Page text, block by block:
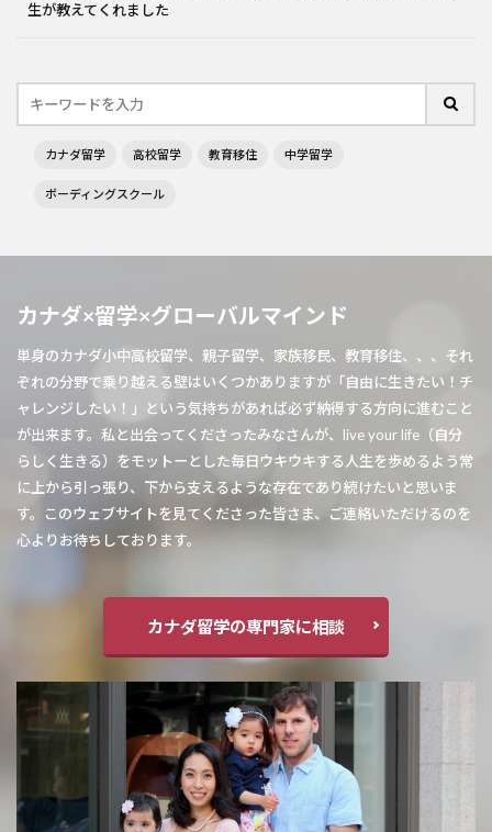
生が教えてくれました
カナダ留学 高校留学 教育移住 中学留学
ボーディングスクール
カナダ×留学×グローバルマインド
単身のカナダ小中高校留学、親子留学、家族移民、教育移住、、、それ
ぞれの分野で乗り越える壁はいくつかありますが「自由に生きたい！チ
ャレンジしたい！」という気持ちがあれば必ず納得する方向に進むこと
が出来ます。私と出会ってくださったみなさんが、live your life（自分
らしく生きる）をモットーとした毎日ウキウキする人生を歩めるよう常
に上から引っ張り、下から支えるような存在であり続けたいと思いま
す。このウェブサイトを見てくださった皆さま、ご連絡いただけるのを
心よりお待ちしております。
カナダ留学の専門家に相談